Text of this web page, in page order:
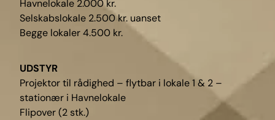
Havnelokale 2.000 kr.
Selskabslokale 2.500 kr. uanset
Begge lokaler 4.500 kr.
UDSTYR
Projektor til rådighed – flytbar i lokale 1 & 2 –
stationær i Havnelokale
Flipover (2 stk.)